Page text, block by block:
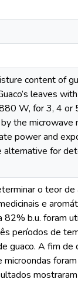
content of
leaves
W, for 3, 4 or
the
power and
for
o teor de
e
b.u. foram
períodos de
guaco. A fim